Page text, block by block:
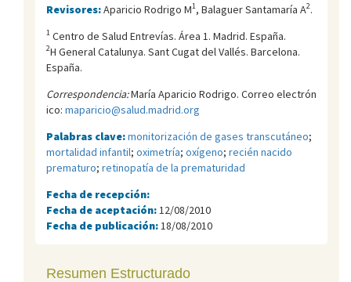
Revisores:Aparicio Rodrigo M1, Balaguer Santamaría A2.
1 Centro de Salud Entreví­as. Área 1. Madrid. España.
2H General Catalunya. Sant Cugat del Vallés. Barcelona.
España.
Correspondencia:María Aparicio Rodrigo. Correo electrón
ico: maparicio@salud.madrid.org
Palabras clave:monitorización de gases transcutáneo;
mortalidad infantil; oximetría; oxígeno; recién nacido
prematuro; retinopatía de la prematuridad
Fecha de recepción:
Fecha de aceptación: 12/08/2010
Fecha de publicación: 18/08/2010
Resumen Estructurado